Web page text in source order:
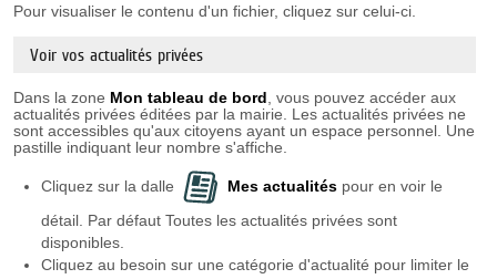
Pour visualiser le contenu d'un fichier, cliquez sur celui-ci.
Voir vos actualités privées
Dans la zone Mon tableau de bord , vous pouvez accéder aux
actualités privées éditées par la mairie. Les actualités privées ne
sont accessibles qu'aux citoyens ayant un espace personnel. Une
pastille indiquant leur nombre s'affiche.
Cliquez sur la dalle Mes actualitéspour en voir le
détail. Par défaut Toutes les actualités privées sont
disponibles.
Cliquez au besoin sur une catégorie d'actualité pour limiter le